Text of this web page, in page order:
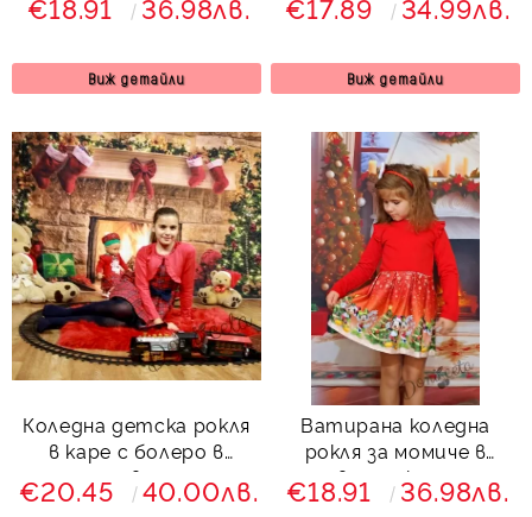
коледна картинка на
€18.91 36.98лв.
Виж детайли
сърни
€17.89 34.99лв.
Виж детайли
Коледна детска рокля
в каре с болеро в
червено
€20.45 40.00лв.
Ватирана коледна
рокля за момиче в
червено с коледна
картинка на Мини и
€18.91 36.98лв.